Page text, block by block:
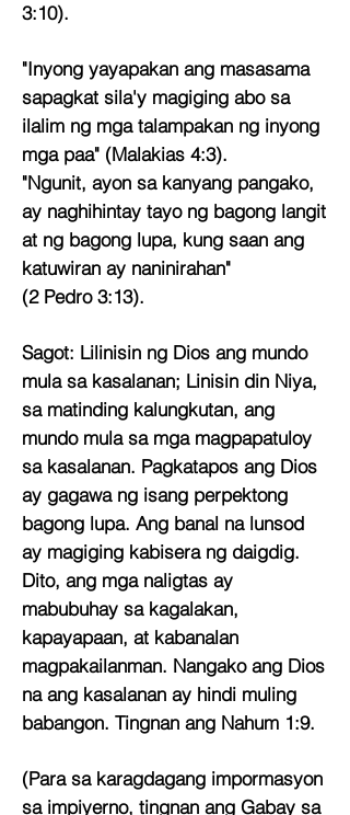
3:10).
"Inyong yayapakan ang masasama
sapagkat sila'y magiging abo sa
ilalim ng mga talampakan ng inyong
mga paa" (Malakias 4:3).
"Ngunit, ayon sa kanyang pangako,
ay naghihintay tayo ng bagong langit
at ng bagong lupa, kung saan ang
katuwiran ay naninirahan"
(2 Pedro 3:13).
Sagot: Lilinisin ng Dios ang mundo
mula sa kasalanan; Linisin din Niya,
sa matinding kalungkutan, ang
mundo mula sa mga magpapatuloy
sa kasalanan. Pagkatapos ang Dios
ay gagawa ng isang perpektong
bagong lupa. Ang banal na lunsod
ay magiging kabisera ng daigdig.
Dito, ang mga naligtas ay
mabubuhay sa kagalakan,
kapayapaan, at kabanalan
magpakailanman. Nangako ang Dios
na ang kasalanan ay hindi muling
babangon. Tingnan ang Nahum 1:9.
(Para sa karagdagang impormasyon
sa impiyerno, tingnan ang Gabay sa